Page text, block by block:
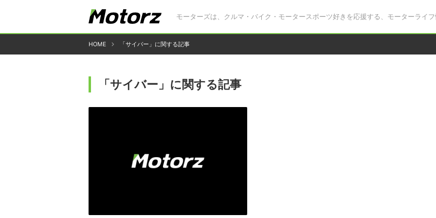
モーターズは、クルマ・バイク・モータースポーツ好きを応援する、モーターライフ
HOME 「サイバー」に関する記事
「サイバー」に関する記事